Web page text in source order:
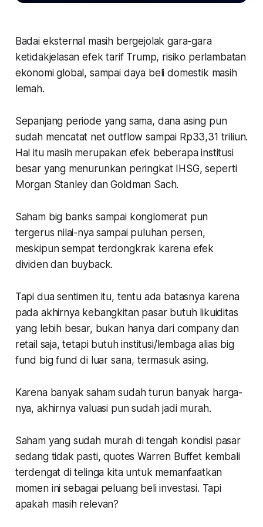
Badai eksternal masih bergejolak gara-gara
ketidakjelasan efek tarif Trump, risiko perlambatan
ekonomi global, sampai daya beli domestik masih
lemah.
Sepanjang periode yang sama, dana asing pun
sudah mencatat net outflow sampai Rp33,31 triliun.
Hal itu masih merupakan efek beberapa institusi
besar yang menurunkan peringkat IHSG, seperti
Morgan Stanley dan Goldman Sach.
Saham big banks sampai konglomerat pun
tergerus nilai-nya sampai puluhan persen,
meskipun sempat terdongkrak karena efek
dividen dan buyback.
Tapi dua sentimen itu, tentu ada batasnya karena
pada akhirnya kebangkitan pasar butuh likuiditas
yang lebih besar, bukan hanya dari company dan
retail saja, tetapi butuh institusi/lembaga alias big
fund big fund di luar sana, termasuk asing.
Karena banyak saham sudah turun banyak harga-
nya, akhirnya valuasi pun sudah jadi murah.
Saham yang sudah murah di tengah kondisi pasar
sedang tidak pasti, quotes Warren Buffet kembali
terdengat di telinga kita untuk memanfaatkan
momen ini sebagai peluang beli investasi. Tapi
apakah masih relevan?